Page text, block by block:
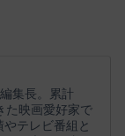
集長。累計
た映画愛好家で
テレビ番組と